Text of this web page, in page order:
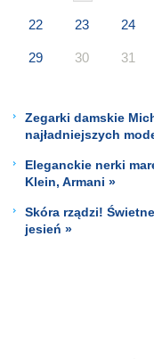
22 23 24
29 30 31
Zegarki damskie
najładniejszych
Eleganckie nerki
Klein, Armani »
Skóra rządzi!
jesień »